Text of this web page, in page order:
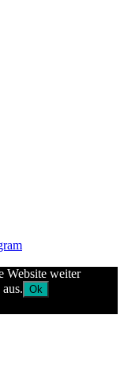
Website weiter
Ok